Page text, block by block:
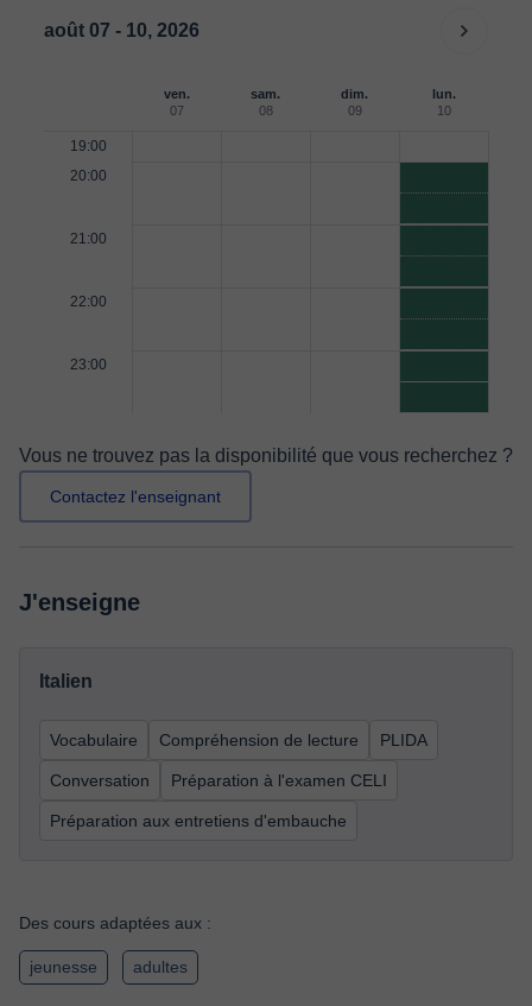
août 07 - 10, 2026
ven.
07
sam.
08
dim.
09
lun.
10
19:00
20:00
21:00
22:00
23:00
Vous ne trouvez pas la disponibilité que vous recherchez ?
Contactez l'enseignant
J'enseigne
Italien
Vocabulaire Compréhension de lecture PLIDA
Conversation Préparation à l'examen CELI
Préparation aux entretiens d'embauche
Des cours adaptées aux :
jeunesse adultes